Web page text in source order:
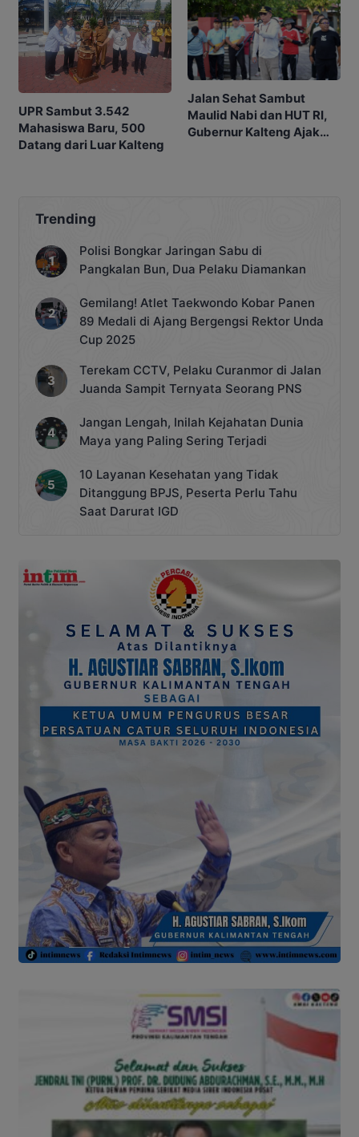
UPR Sambut 3.542
Mahasiswa Baru, 500
Datang dari Luar Kalteng
Jalan Sehat Sambut
Maulid Nabi dan HUT RI,
Gubernur Kalteng Ajak
Trending
Polisi Bongkar Jaringan Sabu di
Pangkalan Bun, Dua Pelaku Diamankan
Gemilang! Atlet Taekwondo Kobar Panen
89 Medali di Ajang Bergengsi Rektor Unda
Cup 2025
Terekam CCTV, Pelaku Curanmor di Jalan
Juanda Sampit Ternyata Seorang PNS
Jangan Lengah, Inilah Kejahatan Dunia
Maya yang Paling Sering Terjadi
10 Layanan Kesehatan yang Tidak
Ditanggung BPJS, Peserta Perlu Tahu
Saat Darurat IGD